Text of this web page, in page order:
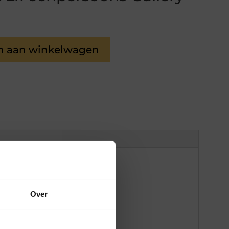
Over
aan winkelwagen
×